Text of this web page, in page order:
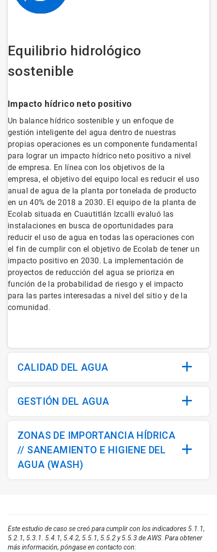
Equilibrio hidrológico
sostenible
Impacto hídrico neto positivo
Un balance hídrico sostenible y un enfoque de
gestión inteligente del agua dentro de nuestras
propias operaciones es un componente fundamental
para lograr un impacto hídrico neto positivo a nivel
de empresa. En línea con los objetivos de la
empresa, el objetivo del equipo local es reducir el uso
anual de agua de la planta por tonelada de producto
en un 40% de 2018 a 2030. El equipo de la planta de
Ecolab situada en Cuautitlán Izcalli evaluó las
instalaciones en busca de oportunidades para
reducir el uso de agua en todas las operaciones con
el fin de cumplir con el objetivo de Ecolab de tener un
impacto positivo en 2030. La implementación de
proyectos de reducción del agua se prioriza en
función de la probabilidad de riesgo y el impacto
para las partes interesadas a nivel del sitio y de la
comunidad.
CALIDAD DEL AGUA
GESTIÓN DEL AGUA
ZONAS DE IMPORTANCIA HÍDRICA
// SANEAMIENTO E HIGIENE DEL
AGUA (WASH)
Este estudio de caso se creó para cumplir con los indicadores 5.1.1,
5.2.1, 5.3.1. 5.4.1, 5.4.2, 5.5.1, 5.5.2 y 5.5.3 de AWS. Para obtener
más información, póngase en contacto con: